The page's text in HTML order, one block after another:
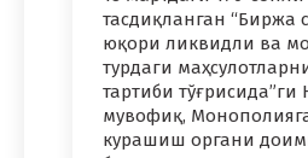
тасдиқланган “Биржа
юқори ликвидли ва
турдаги
тартиби тўғрисида”ги
мувофиқ,
курашиш органи